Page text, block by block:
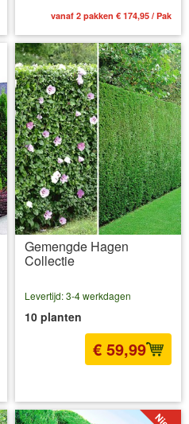
vanaf 2 pakken € 174,95 / Pak
Gemengde Hagen
Collectie
Levertijd: 3-4 werkdagen
10 planten
€ 59,99